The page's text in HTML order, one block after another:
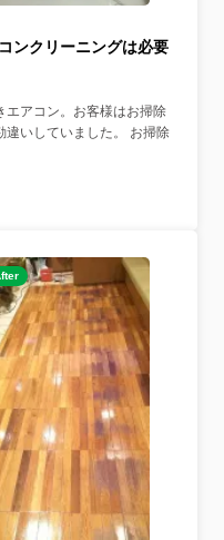
ンクリーニングは必要
エアコン。お客様はお掃除
違いしていました。 お掃除